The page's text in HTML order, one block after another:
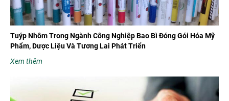
Tuýp Nhôm Trong Ngành Công Nghiệp Bao Bì Đóng Gói Hóa Mỹ
Phẩm, Dược Liệu Và Tương Lai Phát Triển
Xem thêm